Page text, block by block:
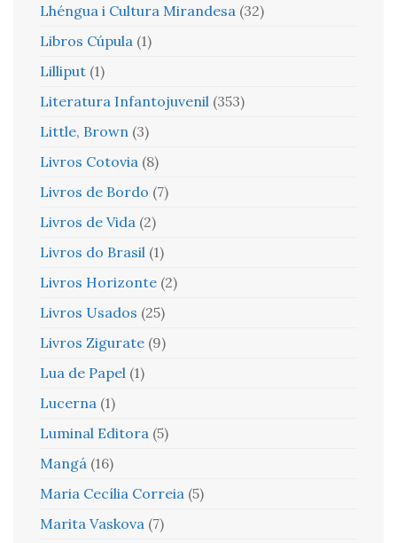
Lhéngua i Cultura Mirandesa (32)
Libros Cúpula (1)
Lilliput (1)
Literatura Infantojuvenil (353)
Little, Brown (3)
Livros Cotovia (8)
Livros de Bordo (7)
Livros de Vida (2)
Livros do Brasil (1)
Livros Horizonte (2)
Livros Usados (25)
Livros Zigurate (9)
Lua de Papel (1)
Lucerna (1)
Luminal Editora (5)
Mangá (16)
Maria Cecília Correia (5)
Marita Vaskova (7)